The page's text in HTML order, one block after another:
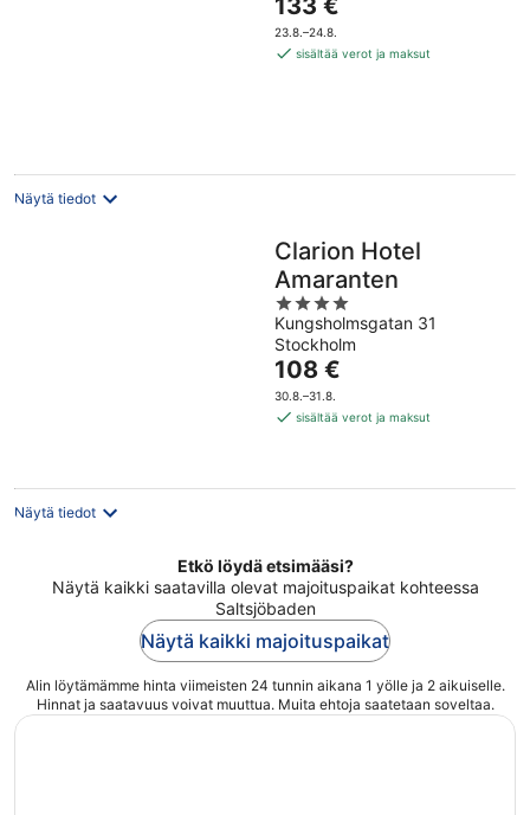
of
5
on
133 €
133 €
23.8.–24.8.
sisältää verot ja maksut
Näytä tiedot
Clarion Hotel
Amaranten
4
out
of
5
Kungsholmsgatan 31
Stockholm
Hinta
on
108 €
108 €
30.8.–31.8.
sisältää verot ja maksut
Näytä tiedot
Etkö löydä etsimääsi?
Näytä kaikki saatavilla olevat majoituspaikat kohteessa
Saltsjöbaden
Näytä kaikki majoituspaikat
Alin löytämämme hinta viimeisten 24 tunnin aikana 1 yölle ja 2 aikuiselle.
Hinnat ja saatavuus voivat muuttua. Muita ehtoja saatetaan soveltaa.